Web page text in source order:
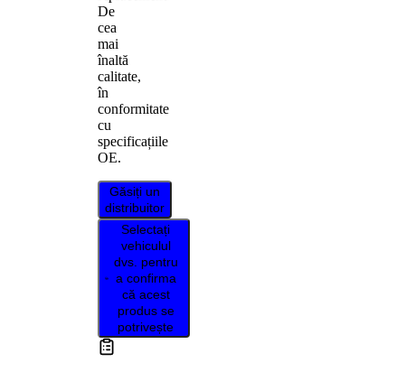
De
cea
mai
înaltă
calitate,
în
conformitate
cu
specificațiile
OE.
Găsiți un
distribuitor
Selectați
vehiculul
dvs. pentru
a confirma
că acest
produs se
potrivește